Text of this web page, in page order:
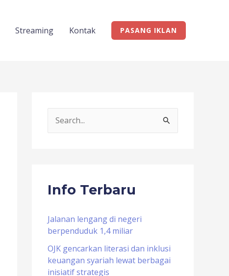
Streaming Kontak PASANG IKLAN
c
f
o
r
:
Info Terbaru
Jalanan lengang di negeri
berpenduduk 1,4 miliar
OJK gencarkan literasi dan inklusi
keuangan syariah lewat berbagai
inisiatif strategis